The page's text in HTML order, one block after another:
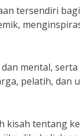
tersendiri
mental,
pelatih, dan
kisah tentang